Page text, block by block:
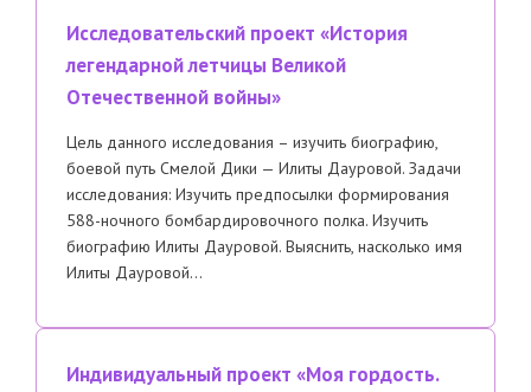
Исследовательский проект «История
легендарной летчицы Великой
Отечественной войны»
Цель данного исследования – изучить биографию,
боевой путь Смелой Дики — Илиты Дауровой. Задачи
исследования: Изучить предпосылки формирования
588-ночного бомбардировочного полка. Изучить
биографию Илиты Дауровой. Выяснить, насколько имя
Илиты Дауровой…
Индивидуальный проект «Моя гордость.